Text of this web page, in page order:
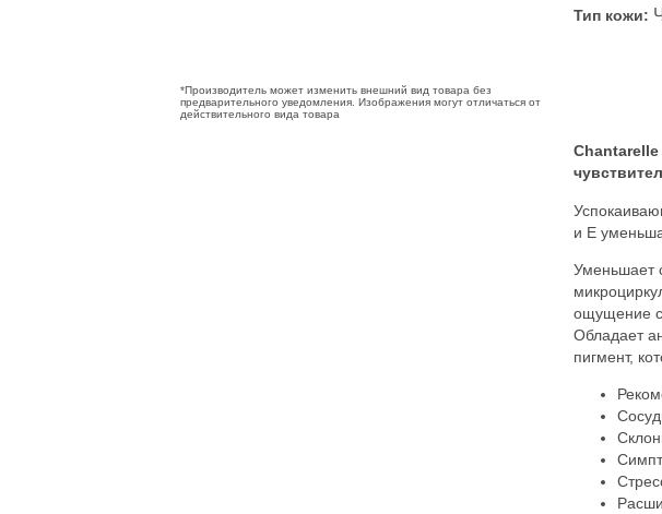
*Производитель может изменить внешний вид товара без
предварительного уведомления. Изображения могут отличаться от
действительного вида товара
Тип кожи:
и Е
Уменьшает
ощущение
Обладает
пигмент,